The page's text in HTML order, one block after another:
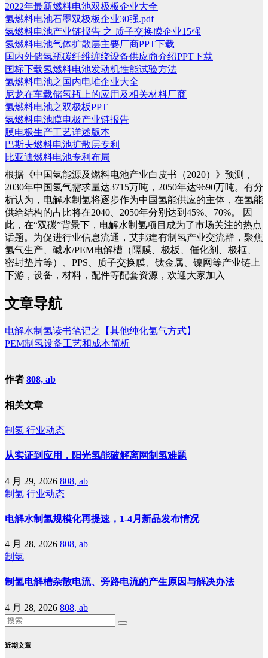
2022年最新燃料电池双极板企业大全
氢燃料电池石墨双极板企业30强.pdf
氢燃料电池产业链报告 之 质子交换膜企业15强
氢燃料电池气体扩散层主要厂商PPT下载
国内外储氢瓶碳纤维缠绕设备供应商介绍PPT下载
国标下载氢燃料电池发动机性能试验方法
氢燃料电池之国内电堆企业大全
尼龙在车载储氢瓶上的应用及相关材料厂商
氢燃料电池之双极板PPT
氢燃料电池膜电极产业链报告
膜电极生产工艺详述版本
巴斯夫燃料电池扩散层专利
比亚迪燃料电池专利布局
根据《中国氢能源及燃料电池产业白皮书（2020）》预测，
2030年中国氢气需求量达3715万吨，2050年达9690万吨。有分
析认为，电解水制氢将逐步作为中国氢能供应的主体，在氢能
供给结构的占比将在2040、2050年分别达到45%、70%。
因
此，在“双碳”背景下，电解水制氢项目成为了市场关注的热点
话题。为促进行业信息流通，艾邦建有制氢产业交流群，聚焦
氢气生产、碱水/PEM电解槽（隔膜、极板、催化剂、极框、
密封垫片等）、PPS、质子交换膜、钛金属、镍网等产业链上
下游，设备，材料，配件等配套资源，欢迎大家加入
文章导航
电解水制氢读书笔记之【其他纯化氢气方式】
PEM制氢设备工艺和成本简析
作者 808, ab
相关文章
制氢 行业动态
从实证到应用，阳光氢能破解离网制氢难题
4 月 29, 2026 808, ab
制氢 行业动态
电解水制氢规模化再提速，1-4月新品发布情况
4 月 28, 2026 808, ab
制氢
制氢电解槽杂散电流、旁路电流的产生原因与解决办法
4 月 28, 2026 808, ab
近期文章